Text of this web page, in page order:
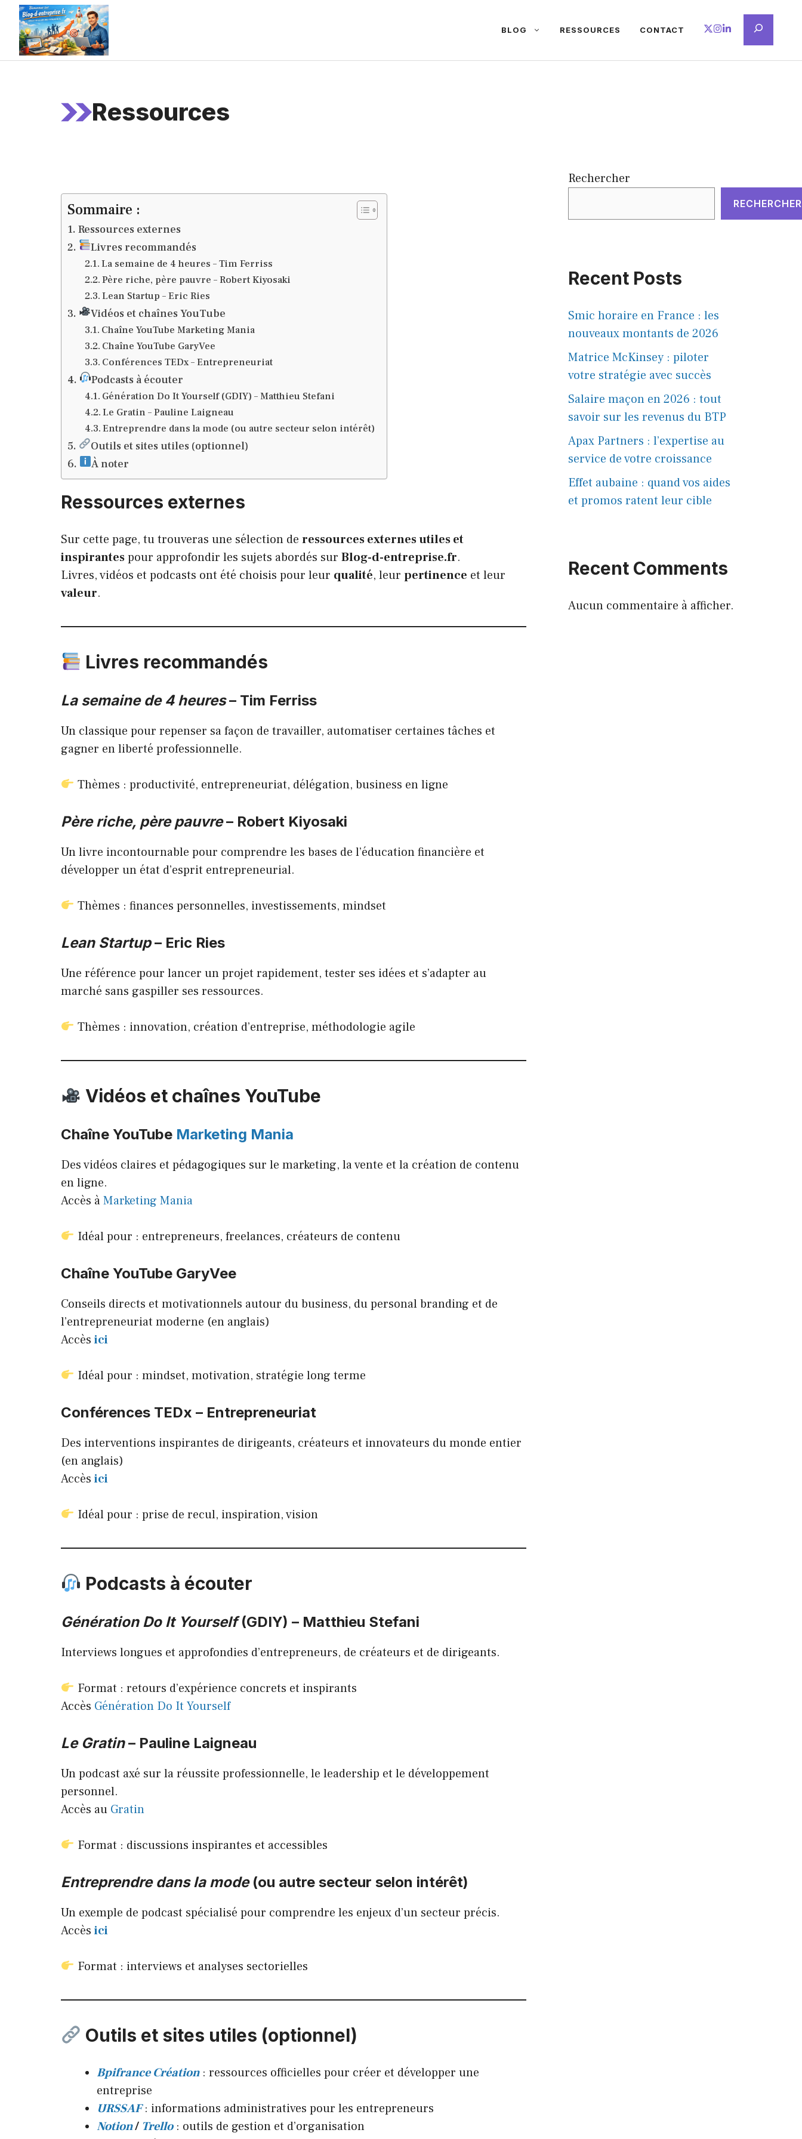
Aller
contenu
BLOG RESSOURCES CONTACT
Ressources
Sommaire :
Ressources externes
Livres recommandés
La semaine de 4 heures – Tim Ferriss
Père riche, père pauvre – Robert Kiyosaki
Lean Startup – Eric Ries
Vidéos et chaînes YouTube
Chaîne YouTube Marketing Mania
Chaîne YouTube GaryVee
Conférences TEDx – Entrepreneuriat
Podcasts à écouter
Génération Do It Yourself (GDIY) – Matthieu Stefani
Le Gratin – Pauline Laigneau
Entreprendre dans la mode (ou autre secteur selon intérêt)
Outils et sites utiles (optionnel)
À noter
Ressources externes
Sur cette page, tu trouveras une sélection de ressources externes utiles et
inspirantespour approfondir les sujets abordés sur Blog-d-entreprise.fr.
Livres, vidéos et podcasts ont été choisis pour leur qualité, leur pertinence et leur
valeur.
Livres recommandés
La semaine de 4 heures– Tim Ferriss
Un classique pour repenser sa façon de travailler, automatiser certaines tâches et
gagner en liberté professionnelle.
Thèmes : productivité, entrepreneuriat, délégation, business en ligne
Père riche, père pauvre– Robert Kiyosaki
Un livre incontournable pour comprendre les bases de l’éducation financière et
développer un état d’esprit entrepreneurial.
Thèmes : finances personnelles, investissements, mindset
Lean Startup– Eric Ries
Une référence pour lancer un projet rapidement, tester ses idées et s’adapter au
marché sans gaspiller ses ressources.
Thèmes : innovation, création d’entreprise, méthodologie agile
Vidéos et chaînes YouTube
Chaîne YouTube Marketing Mania
Des vidéos claires et pédagogiques sur le marketing, la vente et la création de contenu
en ligne.
Accès àMarketing Mania
Idéal pour : entrepreneurs, freelances, créateurs de contenu
Chaîne YouTube GaryVee
Conseils directs et motivationnels autour du business, du personal branding et de
l’entrepreneuriat moderne (en anglais)
Accès ici
Idéal pour : mindset, motivation, stratégie long terme
Conférences TEDx – Entrepreneuriat
Des interventions inspirantes de dirigeants, créateurs et innovateurs du monde entier
(en anglais)
Accès ici
Idéal pour : prise de recul, inspiration, vision
Podcasts à écouter
Génération Do It Yourself(GDIY) – Matthieu Stefani
Interviews longues et approfondies d’entrepreneurs, de créateurs et de dirigeants.
Format : retours d’expérience concrets et inspirants
Accès Génération Do It Yourself
Le Gratin– Pauline Laigneau
Un podcast axé sur la réussite professionnelle, le leadership et le développement
personnel.
Accès au Gratin
Format : discussions inspirantes et accessibles
Entreprendre dans la mode(ou autre secteur selon intérêt)
Un exemple de podcast spécialisé pour comprendre les enjeux d’un secteur précis.
Accès ici
Format : interviews et analyses sectorielles
Outils et sites utiles (optionnel)
Bpifrance Création: ressources officielles pour créer et développer une
entreprise
URSSAF : informations administratives pour les entrepreneurs
Notion/ Trello : outils de gestion et d’organisation
Rechercher
RECHERCHER
Recent Posts
Smic horaire en France : les
nouveaux montants de 2026
Matrice McKinsey : piloter
votre stratégie avec succès
Salaire maçon en 2026 : tout
savoir sur les revenus du BTP
Apax Partners : l’expertise au
service de votre croissance
Effet aubaine : quand vos aides
et promos ratent leur cible
Recent Comments
Aucun commentaire à afficher.